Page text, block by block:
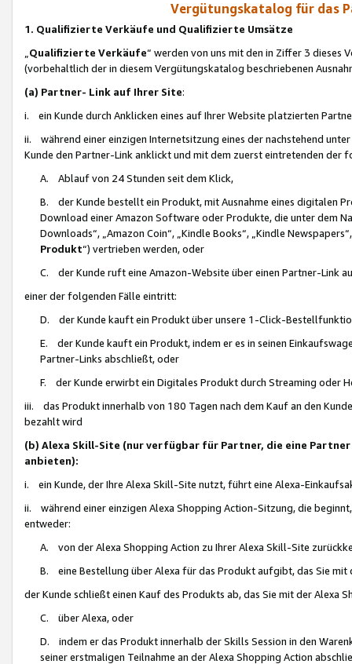
Vergütungskatalog für das
1. Qualifizierte Verkäufe und Qualifizierte Umsätze
Qualifizierte Verkäufe“ werden von uns mit den in Ziffer 3
(vorbehaltlich der in diesem Vergütungskatalog beschriebenen
(a) Partner- Link auf Ihrer Site:
i. ein Kunde durch Anklicken eines auf Ihrer Website platzierten
ii. während einer einzigen Internetsitzung eines der nachstehend
Kunde den Partner-Link anklickt und mit dem zuerst eintretenden der
A. Ablauf von 24 Stunden seit dem Klick,
B. der Kunde bestellt ein Produkt, mit Ausnahme eines digitalen
Download einer Amazon Software oder Produkte, die unter dem
Downloads“, „Amazon Coin“, „Kindle Books“, „Kindle
Produkt“) vertrieben werden, oder
C. der Kunde ruft eine Amazon-Website über einen Partner-Link
einer der folgenden Fälle eintritt:
D. der Kunde kauft ein Produkt über unsere 1-Click-
E. der Kunde kauft ein Produkt, indem er es in seinen
Partner-Links abschließt, oder
F. der Kunde erwirbt ein Digitales Produkt durch Streaming oder
iii. das Produkt innerhalb von 180 Tagen nach dem Kauf an den
bezahlt wird
(b) Alexa Skill-Site (nur verfügbar für Partner, die eine
anbieten):
i. ein Kunde, der Ihre Alexa Skill-Site nutzt, führt eine Alexa-
ii. während einer einzigen Alexa Shopping Action-Sitzung, die
entweder:
A. von der Alexa Shopping Action zu Ihrer Alexa Skill-Site
B. eine Bestellung über Alexa für das Produkt aufgibt, das Sie mit
der Kunde schließt einen Kauf des Produkts ab, das Sie mit der Alexa
C. über Alexa, oder
D. indem er das Produkt innerhalb der Skills Session in den
seiner erstmaligen Teilnahme an der Alexa Shopping Action